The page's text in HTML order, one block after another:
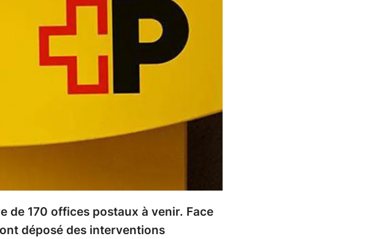
de 170 offices postaux à venir. Face
déposé des interventions